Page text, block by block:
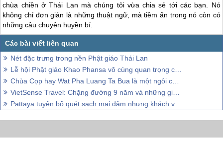
chùa chiền ởThái Lan mà chúng tôi vừa chia sẻ tới các bạn. Nó
không chỉ đơn giản là những thuật ngữ, mà tiềm ẩn trong nó còn có
những câu chuyện huyền bí.
Nét đặc trưng trong nền Phật giáo Thái Lan
Lễ hội Phật giáo Khao Phansa vô cùng quan trọng của Thái Lan
Chùa Cọp hay Wat Pha Luang Ta Bua là một ngôi chùa Phật giáo Nguyên thủy ở phía Tây Thái Lan
VietSense Travel: Chặng đường 9 năm và những giải thưởng danh giá
Pattaya tuyên bố quét sạch mại dâm nhưng khách vẫn ‘’đông như kiến’’